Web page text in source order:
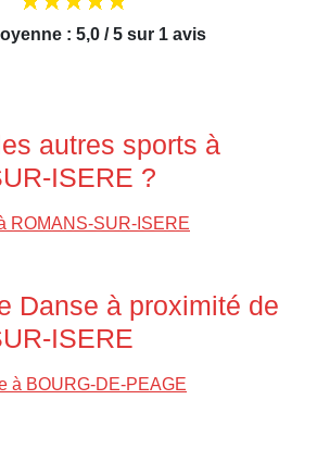
: 5,0 / 5 sur 1 avis
autres sports à
ISERE ?
ROMANS-SUR-ISERE
Danse à proximité de
ISERE
à BOURG-DE-PEAGE